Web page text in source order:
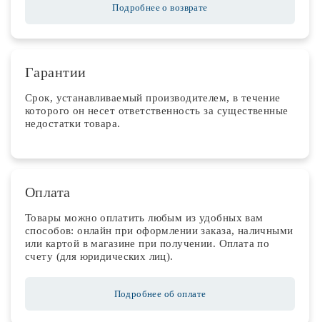
Подробнее о возврате
Гарантии
Срок, устанавливаемый производителем, в течение
которого он несет ответственность за существенные
недостатки товара.
Оплата
Товары можно оплатить любым из удобных вам
способов: онлайн при оформлении заказа, наличными
или картой в магазине при получении. Оплата по
счету (для юридических лиц).
Подробнее об оплате